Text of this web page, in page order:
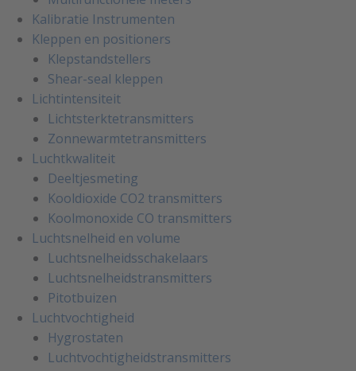
Kalibratie Instrumenten
Kleppen en positioners
Klepstandstellers
Shear-seal kleppen
Lichtintensiteit
Lichtsterktetransmitters
Zonnewarmtetransmitters
Luchtkwaliteit
Deeltjesmeting
Kooldioxide CO2 transmitters
Koolmonoxide CO transmitters
Luchtsnelheid en volume
Luchtsnelheidsschakelaars
Luchtsnelheidstransmitters
Pitotbuizen
Luchtvochtigheid
Hygrostaten
Luchtvochtigheidstransmitters